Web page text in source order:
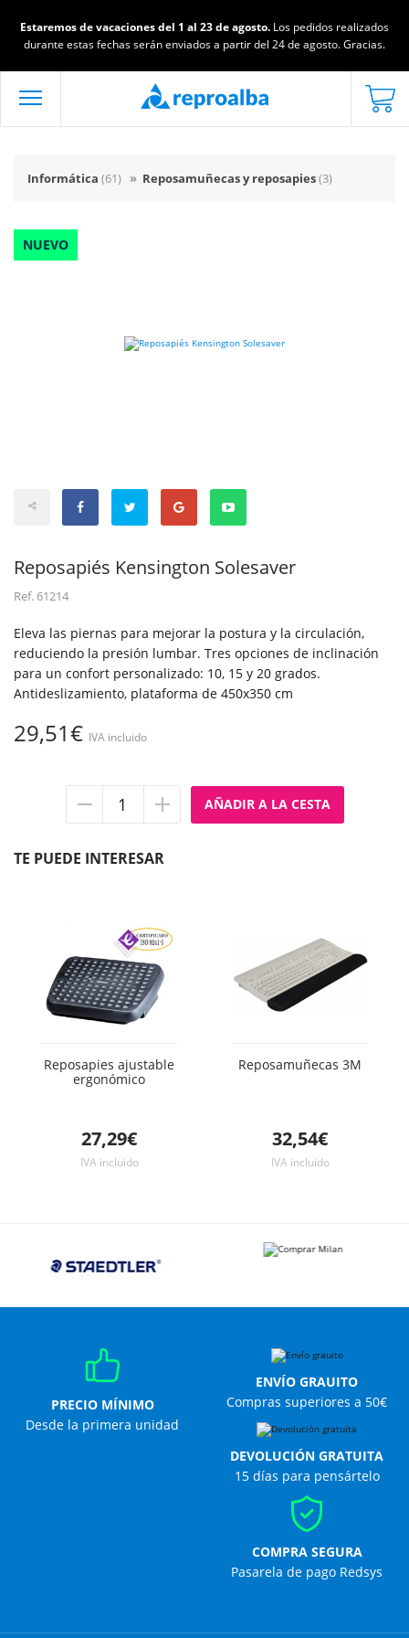
Estaremos de vacaciones del 1 al 23 de agosto. Los pedidos realizados
durante estas fechas serán enviados a partir del 24 de agosto. Gracias.
Informática (61) » Reposamuñecas y reposapies(3)
NUEVO
Reposapiés Kensington Solesaver
Ref.61214
Eleva las piernas para mejorar la postura y la circulación,
reduciendo la presión lumbar. Tres opciones de inclinación
para un confort personalizado: 10, 15 y 20 grados.
Antideslizamiento, plataforma de 450x350 cm
29,51€ IVA incluido
TE PUEDE INTERESAR
Reposapies ajustable
ergonómico
27,29€
IVA incluido
Reposamuñecas 3M
32,54€
IVA incluido
PRECIO MÍNIMO
Desde la primera unidad
ENVÍO GRAUITO
Compras superiores a 50€
DEVOLUCIÓN GRATUITA
15 días para pensártelo
COMPRA SEGURA
Pasarela de pago Redsys